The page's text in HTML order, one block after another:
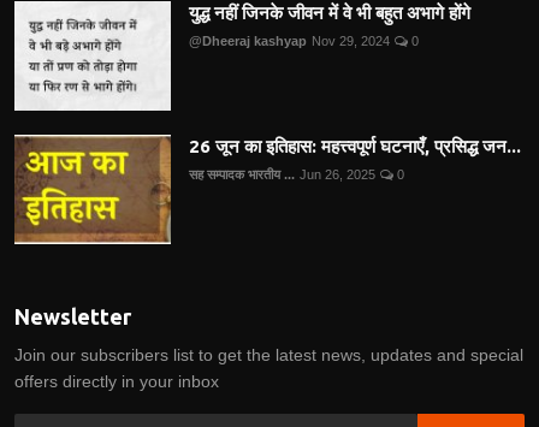
युद्ध नहीं जिनके जीवन में वे भी बहुत अभागे होंगे
@Dheeraj kashyap Nov 29, 2024 0
26 जून का इतिहास: महत्त्वपूर्ण घटनाएँ, प्रसिद्ध जन...
सह सम्पादक भारतीय ... Jun 26, 2025 0
Newsletter
Join our subscribers list to get the latest news, updates and special
offers directly in your inbox